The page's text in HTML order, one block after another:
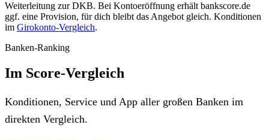
Weiterleitung zur DKB. Bei Kontoeröffnung erhält bankscore.de
ggf. eine Provision, für dich bleibt das Angebot gleich. Konditionen
im Girokonto-Vergleich.
Banken-Ranking
Im Score-Vergleich
Konditionen, Service und App aller großen Banken im
direkten Vergleich.